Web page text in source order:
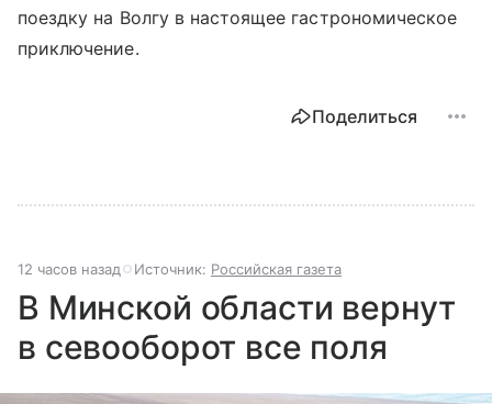
поездку на Волгу в настоящее гастрономическое
приключение.
Поделиться
12 часов назад Источник: Российская газета
В Минской области вернут
в севооборот все поля